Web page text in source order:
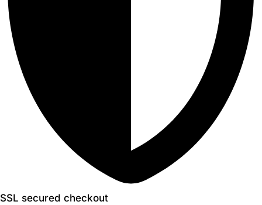
SSL secured checkout​